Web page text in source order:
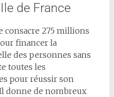
de France
consacre 275 millions
financer la
des personnes sans
toutes les
pour réussir son
donne de nombreux